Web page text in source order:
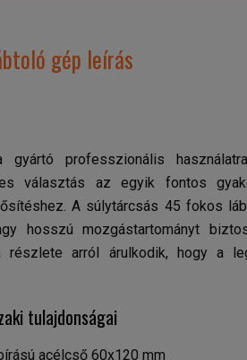
gép leírás
professzionális
választás az egyik fontos
A súlytárcsás 45 fokos
hosszú mozgástartományt
részlete arról árulkodik, hogy a
tulajdonságai
acélcső 60x120 mm